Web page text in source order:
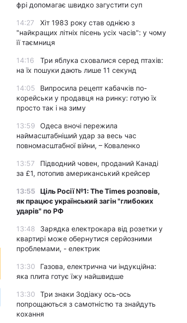
фрі допомагає швидко загустити суп
14:27
Хіт 1983 року став однією з
"найкращих літніх пісень усіх часів": у чому
її таємниця
14:16
Три яблука сховалися серед птахів:
на їх пошуки дають лише 11 секунд
14:05
Випросила рецепт кабачків по-
корейськи у продавця на ринку: готую їх
просто так і на зиму
13:59
Одеса вночі пережила
наймасштабніший удар за весь час
повномасштабної війни, – Коваленко
13:57
Підводний човен, проданий Канаді
за £1, потопив американський крейсер
13:55 Ціль Росії №1: The Times розповів,
як працює український загін "глибоких
ударів" по РФ
13:48
Зарядка електрокара від розетки у
квартирі може обернутися серйозними
проблемами, - електрик
13:30
Газова, електрична чи індукційна:
яка плита готує їжу найшвидше
13:30
Три знаки Зодіаку ось-ось
попрощаються з самотністю та знайдуть
кохання